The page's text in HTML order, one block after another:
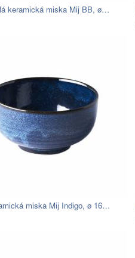
keramická miska Mij BB, ø…
miska Mij Indigo, ø 16…